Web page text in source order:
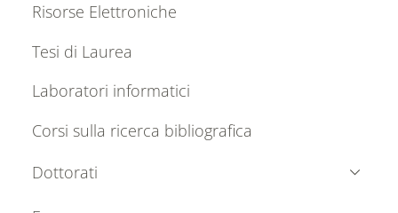
Risorse Elettroniche
Tesi di Laurea
Laboratori informatici
Corsi sulla ricerca bibliografica
Dottorati